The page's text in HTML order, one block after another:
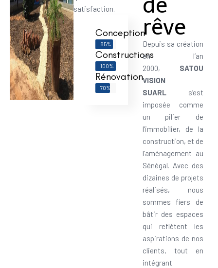
satisfaction.
Conception
85%
Constructions
100%
Rénovation
70%
rêve
Depuis sa création
en l’an
2000, SATOU
VISION
SUARLs’est
imposée comme
un pilier de
l’immobilier, de la
construction, et de
l’aménagement au
Sénégal. Avec des
dizaines de projets
réalisés, nous
sommes fiers de
bâtir des espaces
qui reflètent les
aspirations de nos
clients, tout en
intégrant